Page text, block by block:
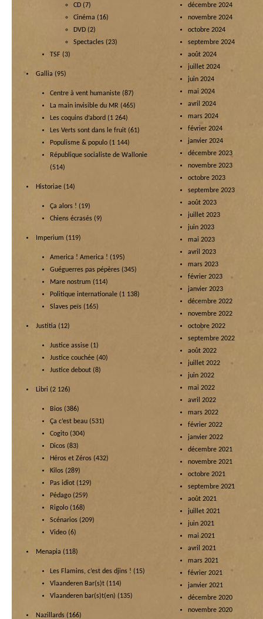
CD (7)
Cinéma (16)
DVD (2)
Spectacles (23)
TSF (3)
Gallia (95)
Centre à vent humaniste (87)
La main invisible du MR (465)
Les coquins d’abord (1 264)
Les Verts sont dans le fruit (61)
Populisme & populo (1 144)
République socialiste de Wallonie
(514)
Historiae (14)
Ça alors ! (19)
Chiens écrasés (9)
Imperium (119)
America ! America ! (195)
Guéguerres pas pépères (345)
Mare nostrum (114)
Politique internationale (1 138)
Slaves peïs (165)
Justitia (12)
Justice assise (1)
Justice couchée (40)
Justice debout (8)
Libri (2 126)
Bios (386)
Ça c’est beau (531)
Cogito (304)
Dicos (83)
Héros et Zéros (432)
Kilos (289)
Pas idiot (129)
Pédago (259)
Rigolo (168)
Scénarios (209)
Video (6)
Menapia (118)
Les Flamins, c’est des djins ! (15)
Vlaanderen Bar(s)t (114)
Vlaanderen bar(s)t(en) (135)
Nazillards (166)
décembre 2024
novembre 2024
octobre 2024
septembre 2024
août 2024
juillet 2024
juin 2024
mai 2024
avril 2024
mars 2024
février 2024
janvier 2024
décembre 2023
novembre 2023
octobre 2023
septembre 2023
août 2023
juillet 2023
juin 2023
mai 2023
avril 2023
mars 2023
février 2023
janvier 2023
décembre 2022
novembre 2022
octobre 2022
septembre 2022
août 2022
juillet 2022
juin 2022
mai 2022
avril 2022
mars 2022
février 2022
janvier 2022
décembre 2021
novembre 2021
octobre 2021
septembre 2021
août 2021
juillet 2021
juin 2021
mai 2021
avril 2021
mars 2021
février 2021
janvier 2021
décembre 2020
novembre 2020